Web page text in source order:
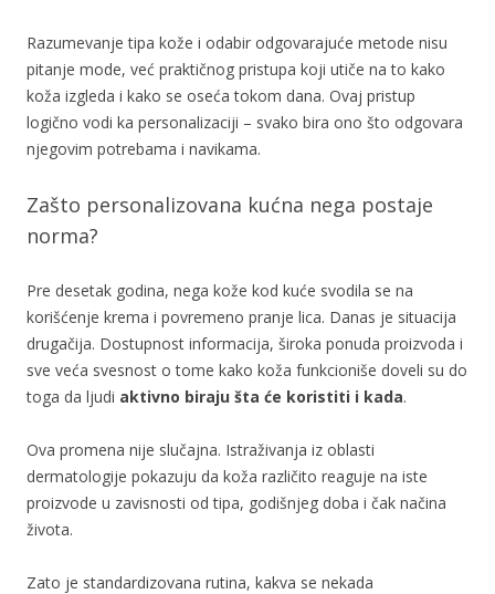
Razumevanje tipa kože i odabir odgovarajuće metode nisu
pitanje mode, već praktičnog pristupa koji utiče na to kako
koža izgleda i kako se oseća tokom dana. Ovaj pristup
logično vodi ka personalizaciji – svako bira ono što odgovara
njegovim potrebama i navikama.
Zašto personalizovana kućna nega postaje
norma?
Pre desetak godina, nega kože kod kuće svodila se na
korišćenje krema i povremeno pranje lica. Danas je situacija
drugačija. Dostupnost informacija, široka ponuda proizvoda i
sve veća svesnost o tome kako koža funkcioniše doveli su do
toga da ljudi aktivno biraju šta će koristiti i kada.
Ova promena nije slučajna. Istraživanja iz oblasti
dermatologije pokazuju da koža različito reaguje na iste
proizvode u zavisnosti od tipa, godišnjeg doba i čak načina
života.
Zato je standardizovana rutina, kakva se nekada